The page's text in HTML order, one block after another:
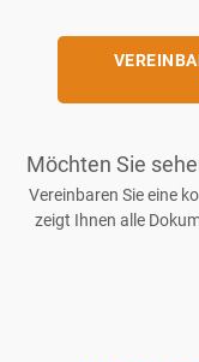
Möchten Sie
Vereinbaren Sie eine
zeigt Ihnen alle